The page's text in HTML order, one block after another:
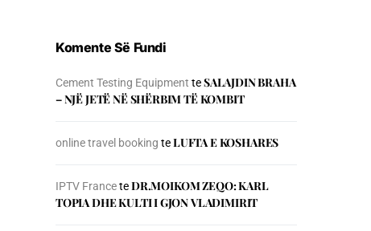
Komente Së Fundi
Cement Testing Equipment teSALAJDIN BRAHA
– NJЁ JETЁ NЁ SHЁRBIM TЁ KOMBIT
online travel booking teLUFTA E KOSHARES
IPTV FranceteDR.MOIKOM ZEQO: KARL
TOPIA DHE KULTI I GJON VLADIMIRIT